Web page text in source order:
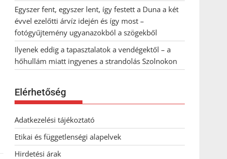
Egyszer fent, egyszer lent, így festett a Duna a két
évvel ezelőtti árvíz idején és így most –
fotógyűjtemény ugyanazokból a szögekből
Ilyenek eddig a tapasztalatok a vendégektől – a
hőhullám miatt ingyenes a strandolás Szolnokon
Elérhetőség
Adatkezelési tájékoztató
Etikai és függetlenségi alapelvek
Hirdetési árak